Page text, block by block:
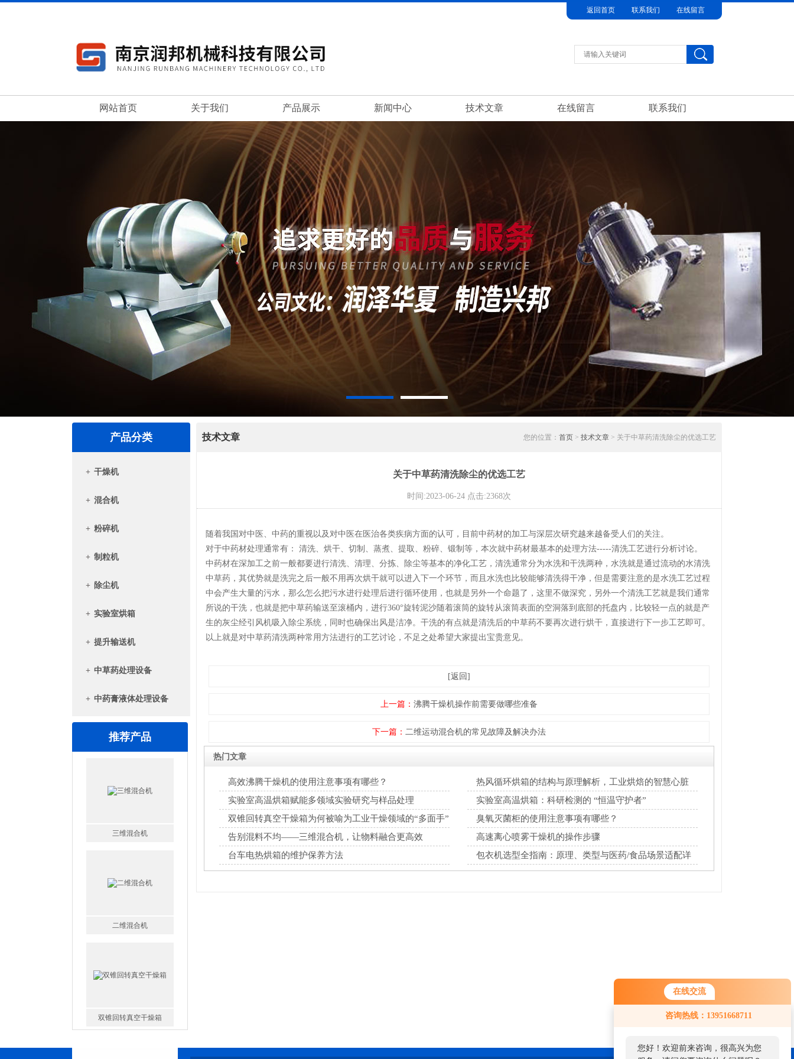
在线交流
咨询热线：13951668711
您好！欢迎前来咨询，很高兴为您
返回首页 联系我们 在线留言
网站首页 关于我们 产品展示 新闻中心 技术文章 在线留言 联系我们
产品分类
+ 干燥机
+ 混合机
+ 粉碎机
+ 制粒机
+ 除尘机
+ 实验室烘箱
+ 提升输送机
+ 中草药处理设备
+ 中药膏液体处理设备
推荐产品
技术文章 您的位置： 首页 > 技术文章 > 关于中草药清洗除尘的优选工艺
关于中草药清洗除尘的优选工艺
时间:2023-06-24 点击:2368次
随着我国对中医、中药的重视以及对中医在医治各类疾病方面的认可，目前中药材的加工与深层次研究越来越备受人们的关注。
对于中药材处理通常有： 清洗、烘干、切制、蒸煮、提取、粉碎、锻制等，本次就中药材最基本的处理方法-----清洗工艺进行分析讨论。
中药材在深加工之前一般都要进行清洗、清理、分拣、除尘等基本的净化工艺，清洗通常分为水洗和干洗两种，水洗就是通过流动的水清洗
中草药，其优势就是洗完之后一般不用再次烘干就可以进入下一个环节，而且水洗也比较能够清洗得干净，但是需要注意的是水洗工艺过程
中会产生大量的污水，那么怎么把污水进行处理后进行循环使用，也就是另外一个命题了，这里不做深究，另外一个清洗工艺就是我们通常
所说的干洗，也就是把中草药输送至滚桶内，进行360°旋转泥沙随着滚筒的旋转从滚筒表面的空洞落到底部的托盘内，比较轻一点的就是产
生的灰尘经引风机吸入除尘系统，同时也确保出风是洁净。干洗的有点就是清洗后的中草药不要再次进行烘干，直接进行下一步工艺即可。
以上就是对中草药清洗两种常用方法进行的工艺讨论，不足之处希望大家提出宝贵意见。
[返回]
上一篇： 沸腾干燥机操作前需要做哪些准备
下一篇： 二维运动混合机的常见故障及解决办法
热门文章
高效沸腾干燥机的使用注意事项有哪些？
热风循环烘箱的结构与原理解析，工业烘焙的智慧心脏
实验室高温烘箱赋能多领域实验研究与样品处理
实验室高温烘箱：科研检测的 “恒温守护者”
双锥回转真空干燥箱为何被喻为工业干燥领域的“多面手”
臭氧灭菌柜的使用注意事项有哪些？
告别混料不均——三维混合机，让物料融合更高效
高速离心喷雾干燥机的操作步骤
台车电热烘箱的维护保养方法
包衣机选型全指南：原理、类型与医药/食品场景适配详
解​